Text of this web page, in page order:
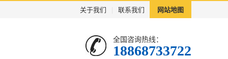
关于我们 联系我们 网站地图
全国咨询热线：
18868733722